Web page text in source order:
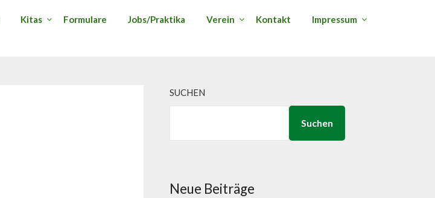
Kitas Formulare Jobs/Praktika Verein Kontakt Impressum
SUCHEN
Suchen
Neue Beiträge